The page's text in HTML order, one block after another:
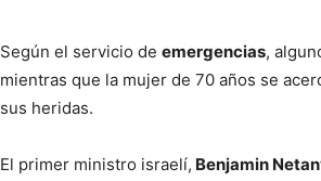
Según el servicio de emergencias,
mientras que la mujer de 70 años se
sus heridas.
El primer ministro israelí, Benjamin